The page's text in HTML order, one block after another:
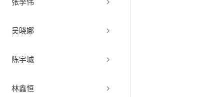
张李伟
吴晓娜
陈宇城
林鑫恒